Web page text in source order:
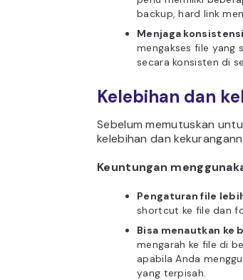
backup, hard link
Menjaga konsistensi
mengakses file yang
secara konsisten di
Kelebihan dan
Sebelum memutuskan
kelebihan dan
Keuntungan
Pengaturan file
shortcut ke file dan
Bisa menautkan ke
mengarah ke file di
apabila Anda
yang terpisah.